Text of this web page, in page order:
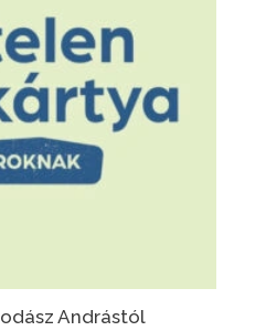
Andrástól